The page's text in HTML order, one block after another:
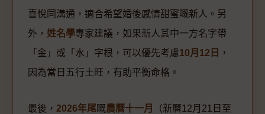
喜悅同溝通，適合希望婚後感情甜蜜嘅新人。另
外， 姓名學專家建議，如果新人其中一方名字帶
「金」或「水」字根，可以優先考慮10月12日 ，
因為當日五行土旺，有助平衡命格。
最後， 2026年尾嘅農曆十一月
（新曆12月21日至